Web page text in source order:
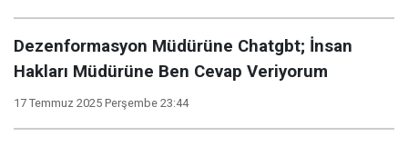
Dezenformasyon Müdürüne Chatgbt; İnsan
Hakları Müdürüne Ben Cevap Veriyorum
17 Temmuz 2025 Perşembe 23:44